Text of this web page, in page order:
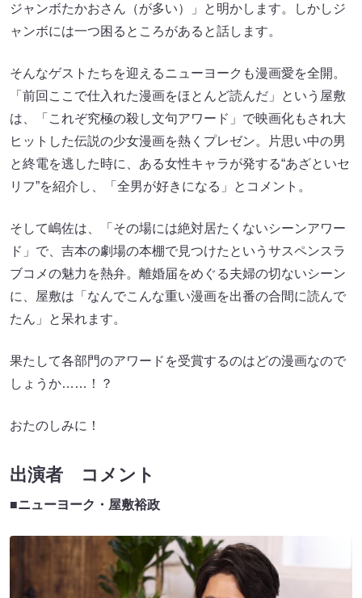
ジャンボたかおさん（が多い）」と明かします。しかしジ
ャンボには一つ困るところがあると話します。
そんなゲストたちを迎えるニューヨークも漫画愛を全開。
「前回ここで仕入れた漫画をほとんど読んだ」という屋敷
は、「これぞ究極の殺し文句アワード」で映画化もされ大
ヒットした伝説の少女漫画を熱くプレゼン。片思い中の男
と終電を逃した時に、ある女性キャラが発する“あざといセ
リフ”を紹介し、「全男が好きになる」とコメント。
そして嶋佐は、「その場には絶対居たくないシーンアワー
ド」で、吉本の劇場の本棚で見つけたというサスペンスラ
ブコメの魅力を熱弁。離婚届をめぐる夫婦の切ないシーン
に、屋敷は「なんでこんな重い漫画を出番の合間に読んで
たん」と呆れます。
果たして各部門のアワードを受賞するのはどの漫画なので
しょうか……！？
おたのしみに！
出演者 コメント
■ニューヨーク・屋敷裕政